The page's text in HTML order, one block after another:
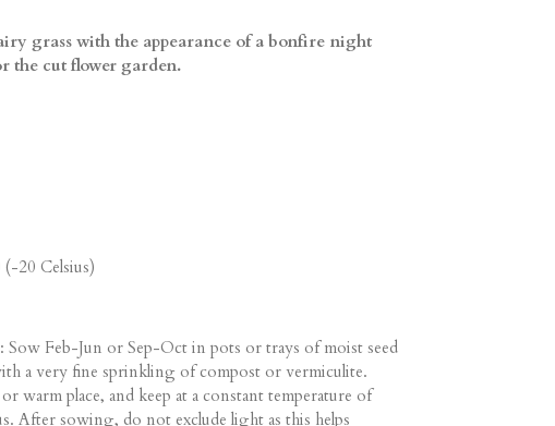
grass with the appearance of a bonfire night
the cut flower garden.
20 Celsius)
Feb-Jun or Sep-Oct in pots or trays of moist seed
a very fine sprinkling of compost or vermiculite.
warm place, and keep at a constant temperature of
After sowing, do not exclude light as this helps